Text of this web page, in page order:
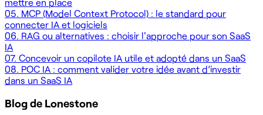
05. MCP (Model Context Protocol) : le standard pour
connecter IA et logiciels
06. RAG ou alternatives : choisir l'approche pour son SaaS
IA
07. Concevoir un copilote IA utile et adopté dans un SaaS
08. POC IA : comment valider votre idée avant d’investir
dans un SaaS IA
Blog de Lonestone